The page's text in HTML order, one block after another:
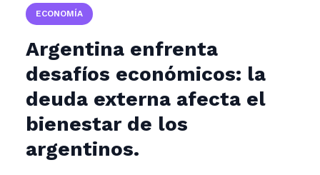
ECONOMÍA
Argentina enfrenta
desafíos económicos: la
deuda externa afecta el
bienestar de los
argentinos.